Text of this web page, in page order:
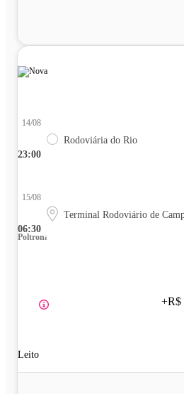
23:00
14/08
Rodoviária do Rio
06:30
15/08
Terminal Rodoviário de
Poltrona
Leito
+R$